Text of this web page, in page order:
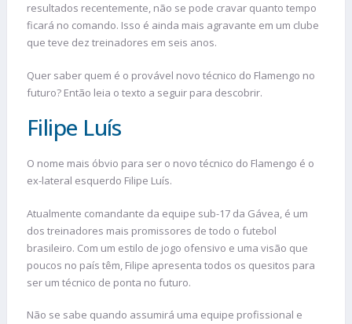
resultados recentemente, não se pode cravar quanto tempo
ficará no comando. Isso é ainda mais agravante em um clube
que teve dez treinadores em seis anos.
Quer saber quem é o provável novo técnico do Flamengo no
futuro? Então leia o texto a seguir para descobrir.
Filipe Luís
O nome mais óbvio para ser o novo técnico do Flamengo é o
ex-lateral esquerdo Filipe Luís.
Atualmente comandante da equipe sub-17 da Gávea, é um
dos treinadores mais promissores de todo o futebol
brasileiro. Com um estilo de jogo ofensivo e uma visão que
poucos no país têm, Filipe apresenta todos os quesitos para
ser um técnico de ponta no futuro.
Não se sabe quando assumirá uma equipe profissional e